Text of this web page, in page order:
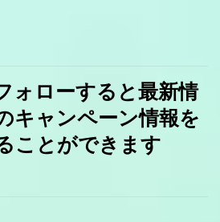
ローすると最新情
キャンペーン情報を
ことができます